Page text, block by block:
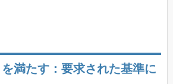
を満たす：要求された基準に